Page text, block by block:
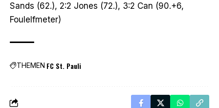
Sands (62.), 2:2 Jones (72.), 3:2 Can (90.+6,
Foulelfmeter)
THEMEN FC St. Pauli